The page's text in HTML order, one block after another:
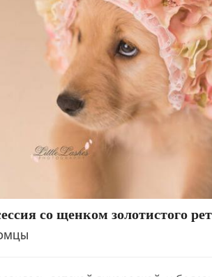
со щенком золотистого